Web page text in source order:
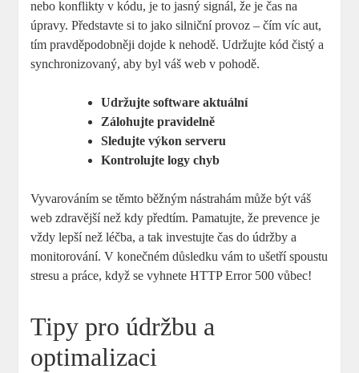
nebo konflikty v kódu, je to jasný signál, že je čas na
úpravy. Představte si to jako silniční provoz – čím víc aut,
tím pravděpodobněji dojde k nehodě. Udržujte kód čistý a
synchronizovaný, aby byl váš web v pohodě.
Udržujte software aktuální
Zálohujte pravidelně
Sledujte výkon serveru
Kontrolujte logy chyb
Vyvarováním se těmto běžným nástrahám může být váš
web zdravější než kdy předtím. Pamatujte, že prevence je
vždy lepší než léčba, a tak investujte čas do údržby a
monitorování. V konečném důsledku vám to ušetří spoustu
stresu a práce, když se vyhnete HTTP Error 500 vůbec!
Tipy pro údržbu a
optimalizaci